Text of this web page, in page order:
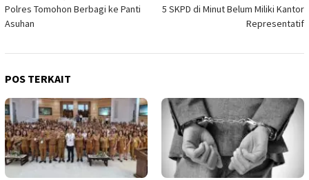
pos
Polres Tomohon Berbagi ke Panti
Asuhan
5 SKPD di Minut Belum Miliki Kantor
Representatif
POS TERKAIT